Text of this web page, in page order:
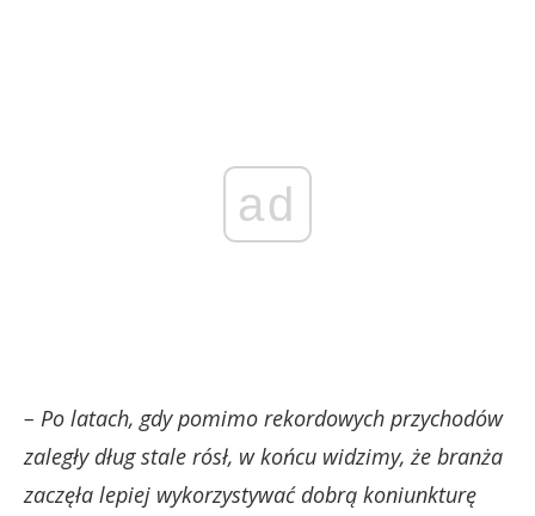
ad
– Po latach, gdy pomimo rekordowych przychodów
zaległy dług stale rósł, w końcu widzimy, że branża
zaczęła lepiej wykorzystywać dobrą koniunkturę